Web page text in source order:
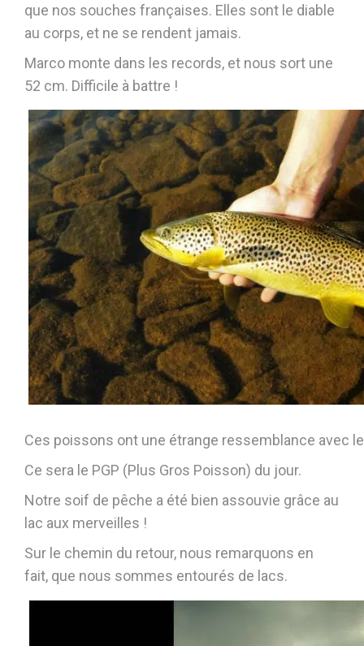
que nos souches françaises. Elles sont le diable
au corps, et ne se rendent jamais.
Marco monte dans les records, et nous sort une
52 cm. Difficile à battre !
Ces poissons ont une étrange ressemblance avec
Ce sera le PGP (Plus Gros Poisson) du jour.
Notre soif de pêche a été bien assouvie grâce au
lac aux merveilles !
Sur le chemin du retour, nous remarquons en
fait, que nous sommes entourés de lacs.